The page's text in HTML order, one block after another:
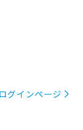
グインページ